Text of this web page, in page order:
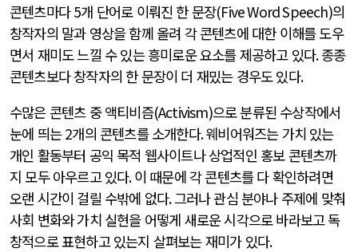
콘텐츠마다5개 단어로 이뤄진 한 문장(Five Word Speech)의
창작자의 말과 영상을 함께 올려 각 콘텐츠에 대한 이해를 도우
면서 재미도 느낄 수 있는 흥미로운 요소를 제공하고 있다.종종
콘텐츠보다 창작자의 한 문장이 더 재밌는 경우도 있다.
수많은 콘텐츠 중 액티비즘(Activism)으로 분류된 수상작에서
눈에 띄는2개의 콘텐츠를 소개한다.웨비어워즈는 가치 있는
개인 활동부터 공익 목적 웹사이트나 상업적인 홍보 콘텐츠까
지 모두 아우르고 있다.이 때문에 각 콘텐츠를 다 확인하려면
오랜 시간이 걸릴 수밖에 없다.그러나 관심 분야나 주제에 맞춰
사회 변화와 가치 실현을 어떻게 새로운 시각으로 바라보고 독
창적으로 표현하고 있는지 살펴보는 재미가 있다.